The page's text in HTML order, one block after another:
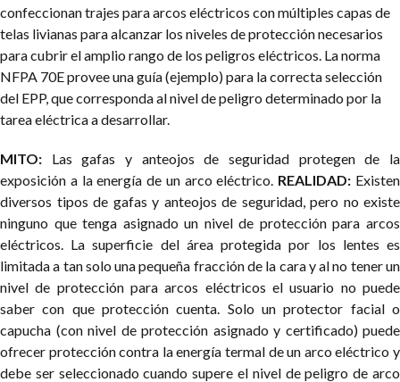
confeccionan trajes para arcos eléctricos con múltiples capas de
telas livianas para alcanzar los niveles de protección necesarios
para cubrir el amplio rango de los peligros eléctricos. La norma
NFPA 70E provee una guía (ejemplo) para la correcta selección
del EPP, que corresponda al nivel de peligro determinado por la
tarea eléctrica a desarrollar.
MITO: Las gafas y anteojos de seguridad protegen de la
exposición a la energía de un arco eléctrico. REALIDAD: Existen
diversos tipos de gafas y anteojos de seguridad, pero no existe
ninguno que tenga asignado un nivel de protección para arcos
eléctricos. La superficie del área protegida por los lentes es
limitada a tan solo una pequeña fracción de la cara y al no tener un
nivel de protección para arcos eléctricos el usuario no puede
saber con que protección cuenta. Solo un protector facial o
capucha (con nivel de protección asignado y certificado) puede
ofrecer protección contra la energía termal de un arco eléctrico y
debe ser seleccionado cuando supere el nivel de peligro de arco